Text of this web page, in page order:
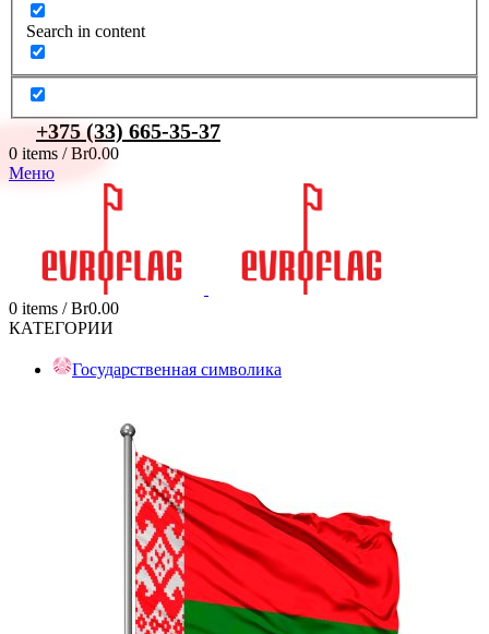
Search in content
+375 (33) 665-35-37
0 items / Br0.00
Меню
0 items / Br0.00
КАТЕГОРИИ
Государственная символика